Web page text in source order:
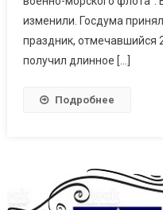
изменили. Госдума
праздник, отмечавшийся
получил длинное […]
Подробнее